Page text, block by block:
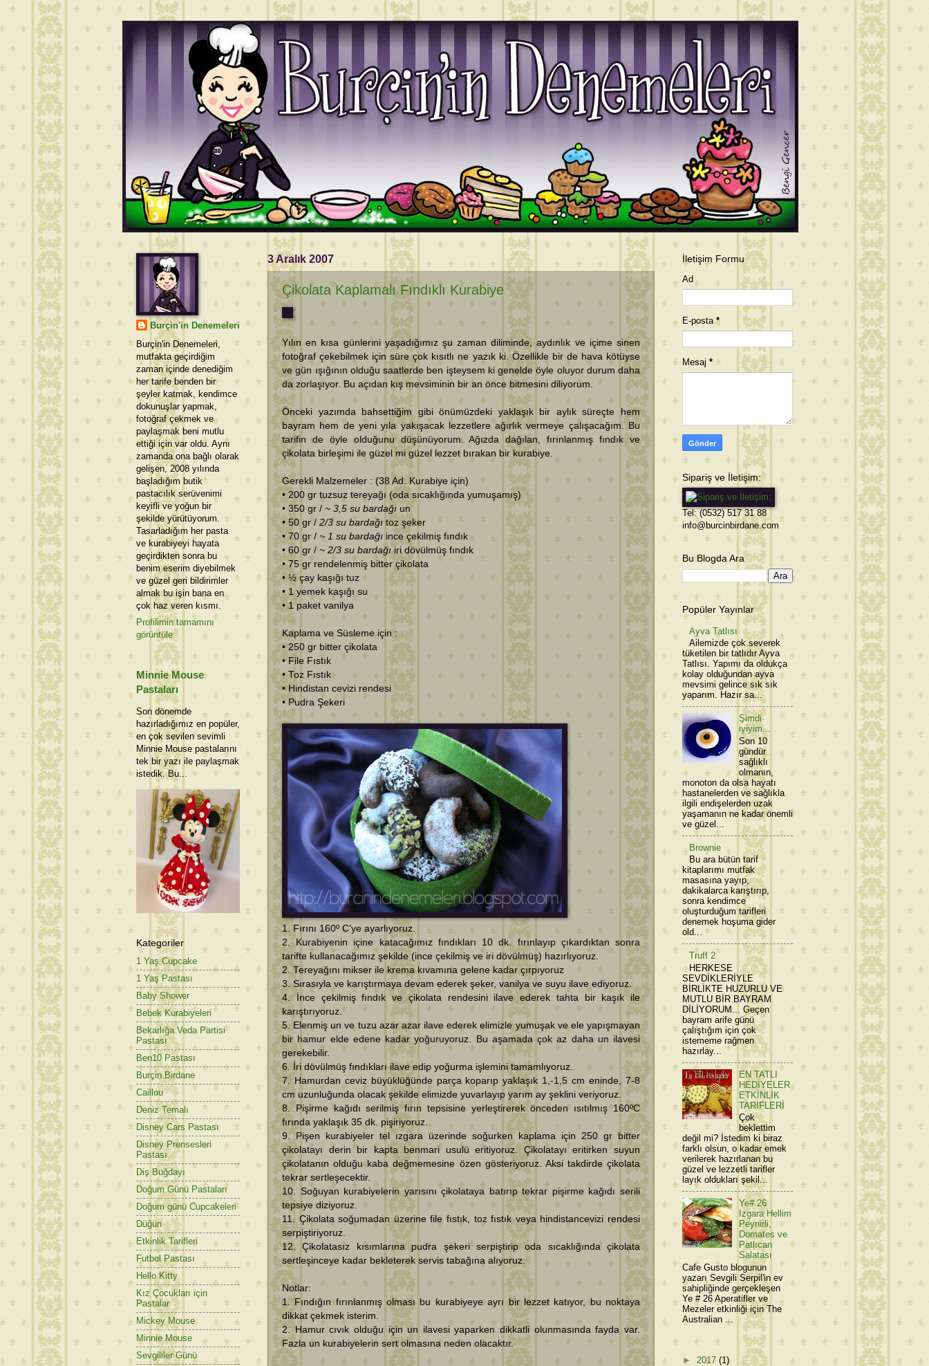
3 Aralık 2007
Çikolata Kaplamalı Fındıklı Kurabiye
Yılın en kısa günlerini yaşadığımız şu zaman diliminde, aydınlık ve içime sinen
fotoğraf çekebilmek için süre çok kısıtlı ne yazık ki. Özellikle bir de hava kötüyse
ve gün ışığının olduğu saatlerde ben işteysem ki genelde öyle oluyor durum daha
da zorlaşıyor. Bu açıdan kış mevsiminin bir an önce bitmesini diliyorum.
Önceki yazımda bahsettiğim gibi önümüzdeki yaklaşık bir aylık süreçte hem
bayram hem de yeni yıla yakışacak lezzetlere ağırlık vermeye çalışacağım. Bu
tarifin de öyle olduğunu düşünüyorum. Ağızda dağılan, fırınlanmış fındık ve
çikolata birleşimi ile güzel mi güzel lezzet bırakan bir kurabiye.
Gerekli Malzemeler : (38 Ad. Kurabiye için)
• 200 gr tuzsuz tereyağı (oda sıcaklığında yumuşamış)
• 350 gr / ~ 3,5 su bardağıun
• 50 gr / 2/3 su bardağı toz şeker
• 70 gr / ~ 1 su bardağı ince çekilmiş fındık
• 60 gr / ~ 2/3 su bardağıiri dövülmüş fındık
• 75 gr rendelenmiş bitter çikolata
• ½ çay kaşığı tuz
• 1 yemek kaşığı su
• 1 paket vanilya
Kaplama ve Süsleme için :
• 250 gr bitter çikolata
• File Fıstık
• Toz Fıstık
• Hindistan cevizi rendesi
• Pudra Şekeri
1. Fırını 160º C’ye ayarlıyoruz.
2. Kurabiyenin içine katacağımız fındıkları 10 dk. fırınlayıp çıkardıktan sonra
tarifte kullanacağımız şekilde (ince çekilmiş ve iri dövülmüş) hazırlıyoruz.
2. Tereyağını mikser ile krema kıvamına gelene kadar çırpıyoruz
3. Sırasıyla ve karıştırmaya devam ederek şeker, vanilya ve suyu ilave ediyoruz.
4. İnce çekilmiş fındık ve çikolata rendesini ilave ederek tahta bir kaşık ile
karıştırıyoruz.
5. Elenmiş un ve tuzu azar azar ilave ederek elimizle yumuşak ve ele yapışmayan
bir hamur elde edene kadar yoğuruyoruz. Bu aşamada çok az daha un ilavesi
gerekebilir.
6. İri dövülmüş fındıkları ilave edip yoğurma işlemini tamamlıyoruz.
7. Hamurdan ceviz büyüklüğünde parça koparıp yaklaşık 1,-1,5 cm eninde, 7-8
cm uzunluğunda olacak şekilde elimizde yuvarlayıp yarım ay şeklini veriyoruz.
8. Pişirme kağıdı serilmiş fırın tepsisine yerleştirerek önceden ısıtılmış 160ºC
fırında yaklaşık 35 dk. pişiriyoruz.
9. Pişen kurabiyeler tel ızgara üzerinde soğurken kaplama için 250 gr bitter
çikolatayı derin bir kapta benmari usulü eritiyoruz. Çikolatayı eritirken suyun
çikolatanın olduğu kaba değmemesine özen gösteriyoruz. Aksi takdirde çikolata
tekrar sertleşecektir.
10. Soğuyan kurabiyelerin yarısını çikolataya batırıp tekrar pişirme kağıdı serili
tepsiye diziyoruz.
11. Çikolata soğumadan üzerine file fıstık, toz fıstık veya hindistancevizi rendesi
serpiştiriyoruz.
12. Çikolatasız kısımlarına pudra şekeri serpiştirip oda sıcaklığında çikolata
sertleşinceye kadar bekleterek servis tabağına alıyoruz.
Notlar:
1. Fındığın fırınlanmış olması bu kurabiyeye ayrı bir lezzet katıyor, bu noktaya
dikkat çekmek isterim.
2. Hamur cıvık olduğu için un ilavesi yaparken dikkatli olunmasında fayda var.
Fazla un kurabiyelerin sert olmasına neden olacaktır.
Burçin'in Denemeleri
Burçin'in Denemeleri,
mutfakta geçirdiğim
zaman içinde denediğim
her tarife benden bir
şeyler katmak, kendimce
dokunuşlar yapmak,
fotoğraf çekmek ve
paylaşmak beni mutlu
ettiği için var oldu. Aynı
zamanda ona bağlı olarak
gelişen, 2008 yılında
başladığım butik
pastacılık serüvenimi
keyifli ve yoğun bir
şekilde yürütüyorum.
Tasarladığım her pasta
ve kurabiyeyi hayata
geçirdikten sonra bu
benim eserim diyebilmek
ve güzel geri bildirimler
almak bu işin bana en
çok haz veren kısmı.
Profilimin tamamını
görüntüle
Minnie Mouse
Pastaları
Son dönemde
hazırladığımız en popüler,
en çok sevilen sevimli
Minnie Mouse pastalarını
tek bir yazı ile paylaşmak
istedik. Bu...
Kategoriler
1 Yaş Cupcake
1 Yaş Pastası
Baby Shower
Bebek Kurabiyeleri
Bekarlığa Veda Partisi
Pastası
Ben10 Pastası
Burçin Birdane
Caillou
Deniz Temalı
Disney Cars Pastası
Disney Prensesleri
Pastası
Diş Buğdayı
Doğum Günü Pastaları
Doğum günü Cupcakeleri
Düğün
Etkinlik Tarifleri
Futbol Pastası
Hello Kitty
Kız Çocukları için
Pastalar
Mickey Mouse
Minnie Mouse
Sevgililer Günü
İletişim Formu
Ad
E-posta*
Mesaj *
Sipariş ve İletişim:
Tel: (0532) 517 31 88
info@burcinbirdane.com
Bu Blogda Ara
Popüler Yayınlar
Ayva Tatlısı
Ailemizde çok severek
tüketilen bir tatlıdır Ayva
Tatlısı. Yapımı da oldukça
kolay olduğundan ayva
mevsimi gelince sık sık
yaparım. Hazır sa...
Şimdi
iyiyim...
Son 10
gündür
sağlıklı
olmanın,
monoton da olsa hayatı
hastanelerden ve sağlıkla
ilgili endişelerden uzak
yaşamanın ne kadar önemli
ve güzel...
Brownie
Bu ara bütün tarif
kitaplarımı mutfak
masasına yayıp,
dakikalarca karıştırıp,
sonra kendimce
oluşturduğum tarifleri
denemek hoşuma gider
old...
Truff 2
HERKESE
SEVDİKLERİYLE
BİRLİKTE HUZURLU VE
MUTLU BİR BAYRAM
DİLİYORUM... Geçen
bayram arife günü
çalıştığım için çok
istememe rağmen
hazırlay...
EN TATLI
HEDİYELER
ETKİNLİK
TARİFLERİ
Çok
beklettim
değil mi? İstedim ki biraz
farklı olsun, o kadar emek
verilerek hazırlanan bu
güzel ve lezzetli tarifler
layık oldukları şekil...
Ye# 26
Izgara Hellim
Peynirli,
Domates ve
Patlıcan
Salatası
Cafe Gusto blogunun
yazarı Sevgili Serpil'in ev
sahipliğinde gerçekleşen
Ye # 26 Aperatifler ve
Mezeler etkinliği için The
Australian ...
► 2017 (1)